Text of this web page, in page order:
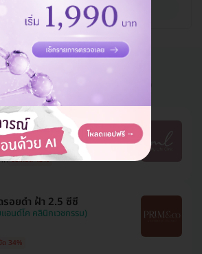
ดูรายละเอียด
กรมเมโส (Mesotherapy)
ซีซี
ท ประหยัด 43%
รอยดำ ฝ้า 2.5 ซีซี
อนด์โค คลินิกเวชกรรม)
ด 34%